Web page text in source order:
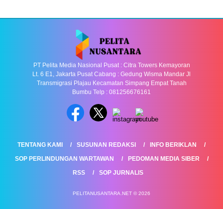
PT Pelita Media Nasional Pusat : Citra Towers Kemayoran
Lt. 6 E1, Jakarta Pusat Cabang : Gedung Wisma Mandar Jl
Transmigrasi Plajau Kecamatan Simpang Empat Tanah
Bumbu Telp : 081256676161
TENTANG KAMI SUSUNAN REDAKSI
INFO BERIKLAN
SOP PERLINDUNGAN WARTAWAN
PEDOMAN MEDIA SIBER
RSS
SOP JURNALIS
PELITANUSANTARA.NET © 2026